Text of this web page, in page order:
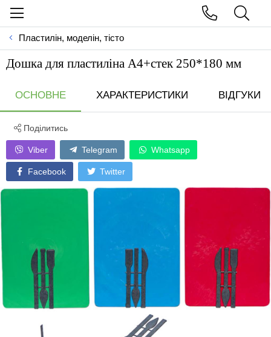
Пластилін, моделін, тісто
Дошка для пластиліна А4+стек 250*180 мм
ОСНОВНЕ ХАРАКТЕРИСТИКИ ВІДГУКИ
Поділитись
Viber Telegram Whatsapp
Facebook Twitter